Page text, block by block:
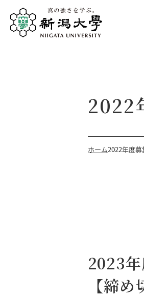
2022
ホーム2022年度募
2023
【締め